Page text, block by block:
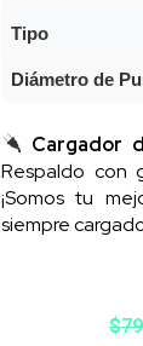
Tipo
Diámetro de
Cargador
Respaldo con
¡Somos tu
siempre
$